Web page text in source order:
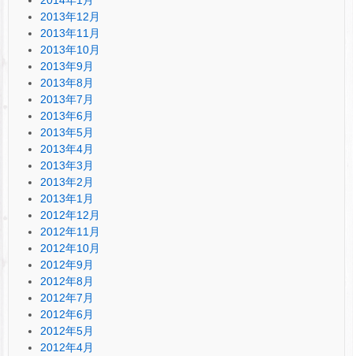
2013年12月
2013年11月
2013年10月
2013年9月
2013年8月
2013年7月
2013年6月
2013年5月
2013年4月
2013年3月
2013年2月
2013年1月
2012年12月
2012年11月
2012年10月
2012年9月
2012年8月
2012年7月
2012年6月
2012年5月
2012年4月